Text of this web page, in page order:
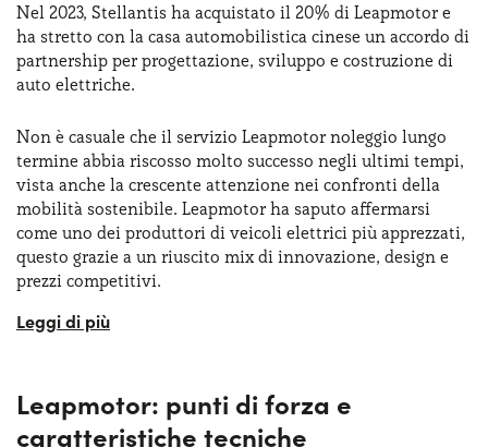
Nel 2023, Stellantis ha acquistato il 20% di Leapmotor e
ha stretto con la casa automobilistica cinese un accordo di
partnership per progettazione, sviluppo e costruzione di
auto elettriche.
Non è casuale che il servizio Leapmotor noleggio lungo
termine abbia riscosso molto successo negli ultimi tempi,
vista anche la crescente attenzione nei confronti della
mobilità sostenibile. Leapmotor ha saputo affermarsi
come uno dei produttori di veicoli elettrici più apprezzati,
questo grazie a un riuscito mix di innovazione, design e
prezzi competitivi.
L’obiettivo del
grado di offrire ai clienti quel giusto mix tra prestazioni
avanzate, comfort e rispetto per l’ambiente.
Leapmotor: punti di forza e
caratteristiche tecniche